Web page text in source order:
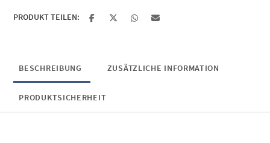
PRODUKT TEILEN:
BESCHREIBUNG ZUSÄTZLICHE INFORMATION
PRODUKTSICHERHEIT